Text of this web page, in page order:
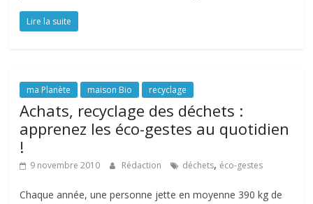
Lire la suite
ma Planète maison Bio recyclage
Achats, recyclage des déchets :
apprenez les éco-gestes au quotidien
!
9 novembre 2010 Rédaction déchets, éco-gestes
Chaque année, une personne jette en moyenne 390 kg de